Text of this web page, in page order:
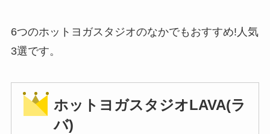
6つのホットヨガスタジオのなかでもおすすめ!人気
3選です。
ホットヨガスタジオLAVA(ラ
バ)